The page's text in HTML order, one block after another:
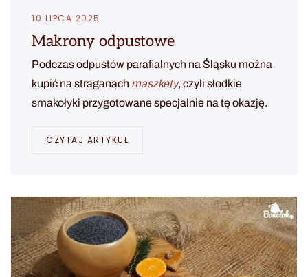
10 LIPCA 2025
Makrony odpustowe
Podczas odpustów parafialnych na Śląsku można
kupić na straganach maszkety, czyli słodkie
smakołyki przygotowane specjalnie na tę okazję.
CZYTAJ ARTYKUŁ